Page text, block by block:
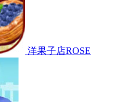
洋果子店ROSE